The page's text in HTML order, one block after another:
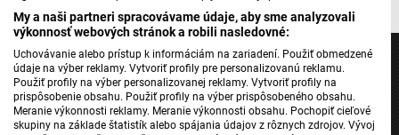
My a naši partneri spracovávame údaje, aby sme analyzovali
výkonnosť webových stránok a robili nasledovné:
Uchovávanie alebo prístup k informáciám na zariadení. Použiť obmedzené
údaje na výber reklamy. Vytvoriť profily pre personalizovanú reklamu.
Použiť profily na výber personalizovanej reklamy. Vytvoriť profily na
prispôsobenie obsahu. Použiť profily na výber prispôsobeného obsahu.
Meranie výkonnosti reklamy. Meranie výkonnosti obsahu. Pochopiť cieľové
skupiny na základe štatistík alebo spájania údajov z rôznych zdrojov. Vývoj
Jednotka